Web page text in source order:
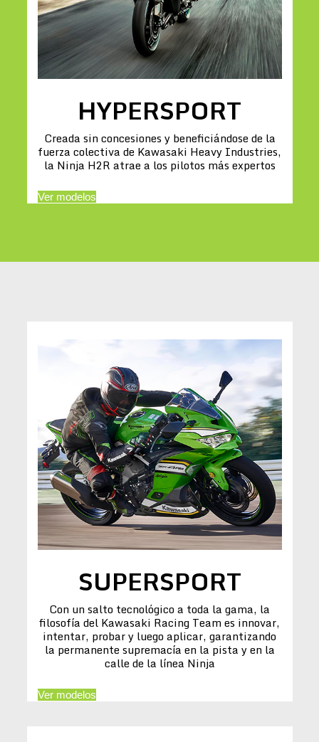
HYPERSPORT
Creada sin concesiones y beneficiándose de la
fuerza colectiva de Kawasaki Heavy Industries,
la Ninja H2R atrae a los pilotos más expertos
Ver modelos
SUPERSPORT
Con un salto tecnológico a toda la gama, la
filosofía del Kawasaki Racing Team es innovar,
intentar, probar y luego aplicar, garantizando
la permanente supremacía en la pista y en la
calle de la línea Ninja
Ver modelos